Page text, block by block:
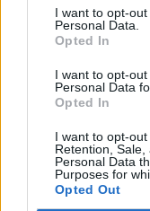
I want to opt-
Personal Data.
Opted In
I want to opt-
Personal Data
Opted In
I want to opt-out
Retention,
Personal Data
Purposes for
Opted Out
forintpiacon Érdémi
forint árfolyamában,
stagnál, a dollárral
a magyar
KEDVES
A keresett cikk a
tartozik, melynek